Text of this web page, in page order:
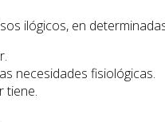
ilógicos, en
necesidades fisiológicas.
tiene.